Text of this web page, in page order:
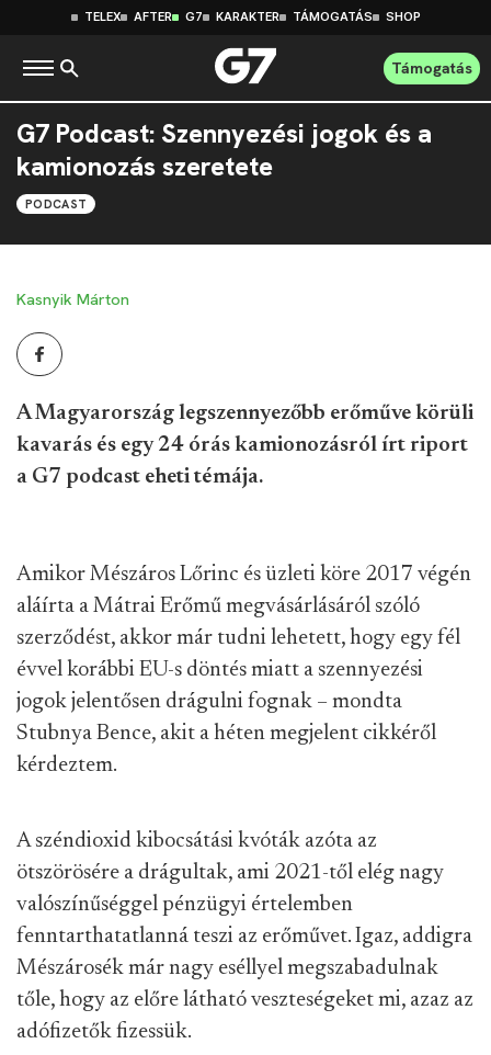
TELEX AFTER G7 KARAKTER TÁMOGATÁS SHOP
Támogatás
G7 Podcast: Szennyezési jogok és a
kamionozás szeretete
PODCAST
Kasnyik Márton
A Magyarország legszennyezőbb erőműve körüli
kavarás és egy 24 órás kamionozásról írt riport
a G7 podcast eheti témája.
Amikor Mészáros Lőrinc és üzleti köre 2017 végén
aláírta a Mátrai Erőmű megvásárlásáról szóló
szerződést, akkor már tudni lehetett, hogy egy fél
évvel korábbi EU-s döntés miatt a szennyezési
jogok jelentősen drágulni fognak – mondta
Stubnya Bence, akit a héten megjelent cikkéről
kérdeztem.
A széndioxid kibocsátási kvóták azóta az
ötszörösére a drágultak, ami 2021-től elég nagy
valószínűséggel pénzügyi értelemben
fenntarthatatlanná teszi az erőművet. Igaz, addigra
Mészárosék már nagy eséllyel megszabadulnak
tőle, hogy az előre látható veszteségeket mi, azaz az
adófizetők fizessük.